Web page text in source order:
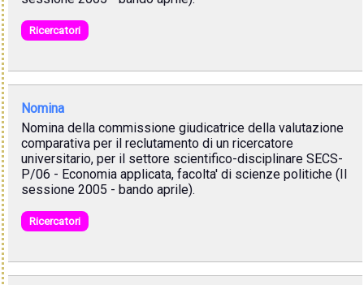
Ricercatori
Nomina
Nomina della commissione giudicatrice della valutazione
comparativa per il reclutamento di un ricercatore
universitario, per il settore scientifico-disciplinare SECS-
P/06 - Economia applicata, facolta' di scienze politiche (II
sessione 2005 - bando aprile).
Ricercatori